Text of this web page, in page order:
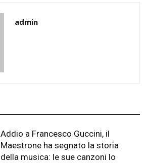
admin
Addio a Francesco Guccini, il
Maestrone ha segnato la storia
della musica: le sue canzoni lo